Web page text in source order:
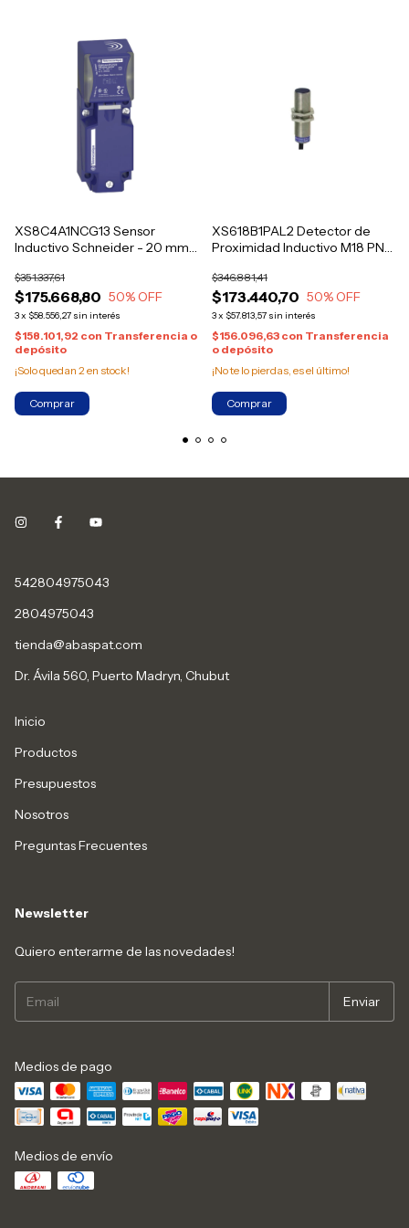
XS8C4A1NCG13 Sensor
Inductivo Schneider - 20 mm,
$175.668,80
$351.337,61
50% OFF
3x $58.556,27 sin interés
$158.101,92 con Transferencia o
depósito
¡Solo quedan 2en stock!
XS618B1PAL2 Detector de
Proximidad Inductivo M18 PNP
$173.440,70
$346.881,41
50% OFF
3x $57.813,57 sin interés
$156.096,63 con Transferencia
o depósito
¡No te lo pierdas, es el último!
542804975043
2804975043
tienda@abaspat.com
Dr. Ávila 560, Puerto Madryn, Chubut
Inicio
Productos
Presupuestos
Nosotros
Preguntas Frecuentes
Newsletter
Quiero enterarme de las novedades!
Medios de pago
Medios de envío